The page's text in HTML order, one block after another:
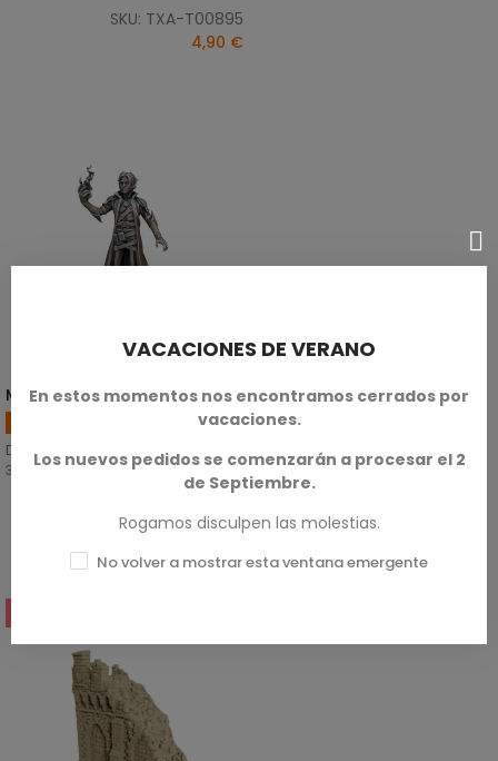
SKU: TXA-T00895
4,90 €
SELECCIONAR OPCIONES
Mago Elfo
Disponible en escalas de 28mm y
32mm.
SKU: TYT-M00005
(1)
VACACIONES DE VERANO
En estos momentos nos encontramos cerrados por
vacaciones.
Los nuevos pedidos se comenzarán a procesar el 2
de Septiembre.
Rogamos disculpen las molestias.
No volver a mostrar esta ventana emergente